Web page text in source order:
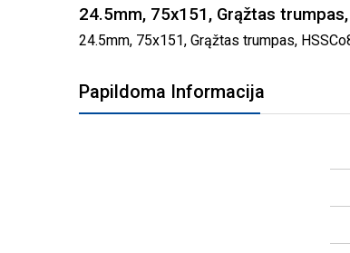
24.5mm, 75x151, Grąžtas
24.5mm, 75x151, Grąžtas trumpas,
Papildoma Informacija